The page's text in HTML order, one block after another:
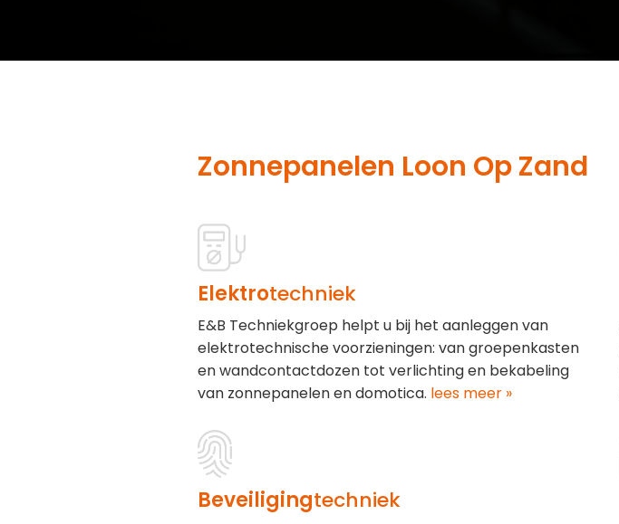
Zonnepanelen Loon Op Zand
Elektrotechniek
E&B Techniekgroep helpt u bij het aanleggen van
elektrotechnische voorzieningen: van groepenkasten
en wandcontactdozen tot verlichting en bekabeling
van zonnepanelen en domotica. lees meer »
Beveiligingtechniek